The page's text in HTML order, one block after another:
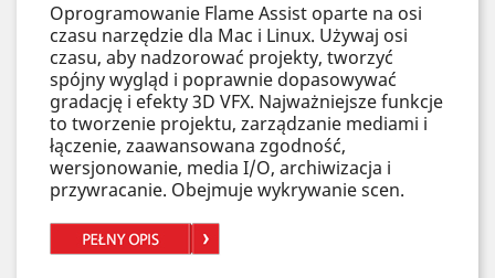
Oprogramowanie Flame Assist oparte na osi
czasu narzędzie dla Mac i Linux. Używaj osi
czasu, aby nadzorować projekty, tworzyć
spójny wygląd i poprawnie dopasowywać
gradację i efekty 3D VFX. Najważniejsze funkcje
to tworzenie projektu, zarządzanie mediami i
łączenie, zaawansowana zgodność,
wersjonowanie, media I/O, archiwizacja i
przywracanie. Obejmuje wykrywanie scen.